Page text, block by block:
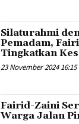
Silaturahmi
Pemadam,
Tingkatkan
23 November 2024 16:15
Fairid-Zaini
Warga Jalan